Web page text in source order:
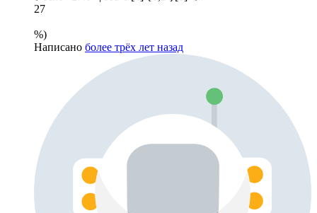
27
%)
Написано более трёх лет назад